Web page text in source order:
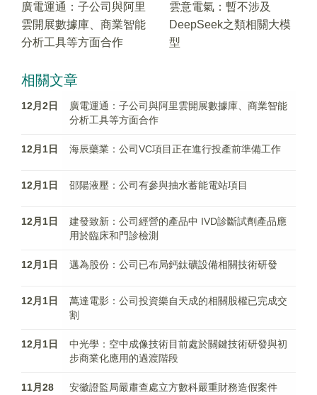
廣電運通：子公司與阿里
雲開展數據庫、商業智能
分析工具等方面合作
雲意電氣：暫不涉及
DeepSeek之類相關大模
型
相關文章
12月2日
廣電運通：子公司與阿里雲開展數據庫、商業智能
分析工具等方面合作
12月1日 海辰藥業：公司VC項目正在進行投產前準備工作
12月1日 邵陽液壓：公司有參與抽水蓄能電站項目
12月1日
建發致新：公司經營的產品中 IVD診斷試劑產品應
用於臨床和門診檢測
12月1日 邁為股份：公司已布局鈣鈦礦設備相關技術研發
12月1日
萬達電影：公司投資樂自天成的相關股權已完成交
割
12月1日
中光學：空中成像技術目前處於關鍵技術研發與初
步商業化應用的過渡階段
11月28
安徽證監局嚴肅查處立方數科嚴重財務造假案件